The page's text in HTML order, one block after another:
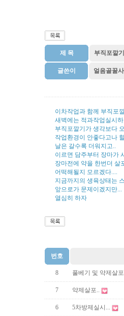
제 목 부직포깔
글쓴이 얼음골꿀
이차작업과 함께 부직포
새벽에는 적과작업실시
부직포깔기가 생각보다
작업환경이 안좋다고나
날은 갈수록 더워지고..
이르면 담주부터 장마가
장마전에 약을 한번더 살
어떡해될지 모르겠다....
지금까지의 생육상태는
앞으로가 문제이겠지만...
열심히 하자
번호
8 풀베기 및 약제살포
7 약제살포..
6 5차방제실시...